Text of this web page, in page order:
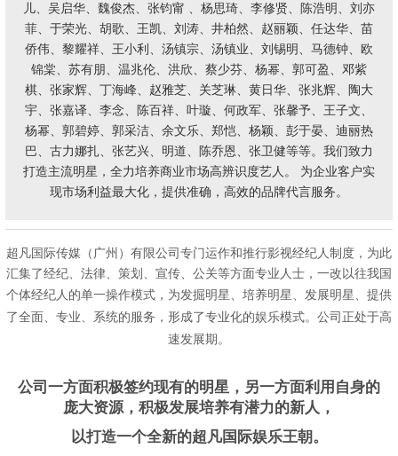
儿、吴启华、魏俊杰、张钧甯 、杨思琦、李修贤、陈浩明、刘亦
菲、于荣光、胡歌、王凯、刘涛、井柏然、赵丽颖、任达华、苗
侨伟、黎耀祥、王小利、汤镇宗、汤镇业、刘锡明、马德钟、欧
锦棠、苏有朋、温兆伦、洪欣、蔡少芬、杨幂、郭可盈、邓紫
棋、张家辉、丁海峰、赵雅芝、关芝琳、黄日华、张兆辉、陶大
宇、张嘉译、李念、陈百祥、 叶璇 、何政军、张馨予、王子文、
杨幂、郭碧婷、郭采洁、余文乐、郑恺、杨颖、彭于晏、迪丽热
巴、古力娜扎、张艺兴、明道、陈乔恩、张卫健等等。我们致力
打造主流明星，全力培养商业市场高辨识度艺人。 为企业客户实
现市场利益最大化，提供准确，高效的品牌代言服务。
超凡国际传媒（广州）有限公司专门运作和推行影视经纪人制度，为此
汇集了经纪、法律、策划、宣传、公关等方面专业人士，一改以往我国
个体经纪人的单一操作模式，为发掘明星、培养明星、发展明星、提供
了全面、专业、系统的服务，形成了专业化的娱乐模式。公司正处于高
速发展期。
公司一方面积极签约现有的明星，另一方面利用自身的
庞大资源，积极发展培养有潜力的新人，
以打造一个全新的超凡国际娱乐王朝。